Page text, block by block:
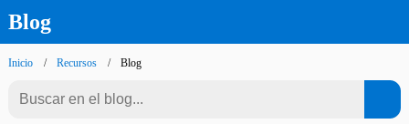
Blog
Inicio Recursos Blog